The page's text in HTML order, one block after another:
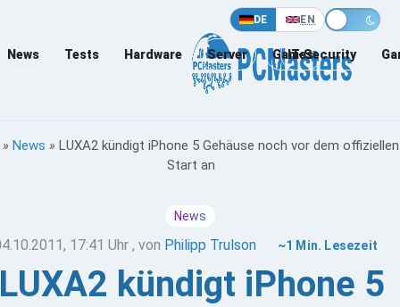
DE EN
News Tests Hardware Server Games
IT-Security
» News » LUXA2 kündigt iPhone 5 Gehäuse noch vor dem offiziellen
Start an
News
17:41 Uhr , von Philipp Trulson ~1 Min. Lesezeit
kündigt iPhone 5